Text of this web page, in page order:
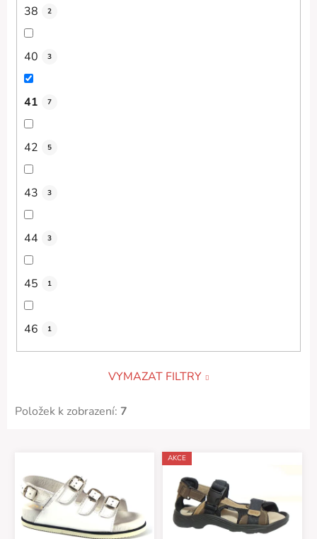
38 2
40 3
41 7
42 5
43 3
44 3
45 1
46 1
VYMAZAT FILTRY
Položek k zobrazení: 7
AKCE